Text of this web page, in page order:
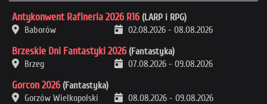
Antykonwent Rafineria 2026 R16 (LARP i RPG)
Baborów
02.08.2026 - 08.08.2026
Brzeskie Dni Fantastyki 2026 (Fantastyka)
Brzeg
07.08.2026 - 09.08.2026
Gorcon 2026 (Fantastyka)
Gorzów Wielkopolski
08.08.2026 - 09.08.2026